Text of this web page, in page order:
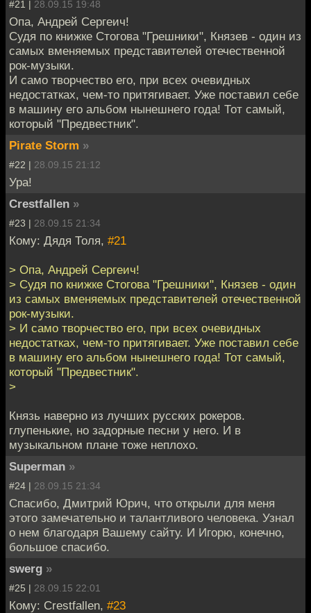
#21 | 28.09.15 19:48
Опа, Андрей Сергеич!
Судя по книжке Стогова "Грешники", Князев - один из
самых вменяемых представителей отечественной
рок-музыки.
И само творчество его, при всех очевидных
недостатках, чем-то притягивает. Уже поставил себе
в машину его альбом нынешнего года! Тот самый,
который "Предвестник".
Pirate Storm »
#22 | 28.09.15 21:12
Ура!
Crestfallen »
#23 | 28.09.15 21:34
Кому: Дядя Толя, #21
> Опа, Андрей Сергеич!
> Судя по книжке Стогова "Грешники", Князев - один
из самых вменяемых представителей отечественной
рок-музыки.
> И само творчество его, при всех очевидных
недостатках, чем-то притягивает. Уже поставил себе
в машину его альбом нынешнего года! Тот самый,
который "Предвестник".
>
Князь наверно из лучших русских рокеров.
глупенькие, но задорные песни у него. И в
музыкальном плане тоже неплохо.
Superman »
#24 | 28.09.15 21:34
Спасибо, Дмитрий Юрич, что открыли для меня
этого замечательно и талантливого человека. Узнал
о нем благодаря Вашему сайту. И Игорю, конечно,
большое спасибо.
swerg »
#25 | 28.09.15 22:01
Кому: Crestfallen, #23